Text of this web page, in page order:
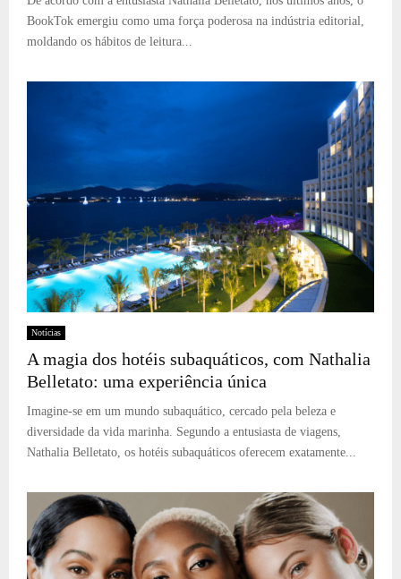
BookTok emergiu como uma força poderosa na indústria editorial,
moldando os hábitos de leitura...
Notícias
A magia dos hotéis subaquáticos, com Nathalia
Belletato: uma experiência única
Imagine-se em um mundo subaquático, cercado pela beleza e
diversidade da vida marinha. Segundo a entusiasta de viagens,
Nathalia Belletato, os hotéis subaquáticos oferecem exatamente...